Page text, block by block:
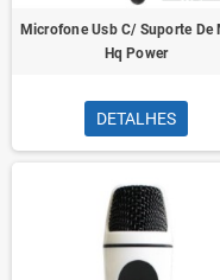
Microfone Usb C/ Suporte De
Hq Power
DETALHES